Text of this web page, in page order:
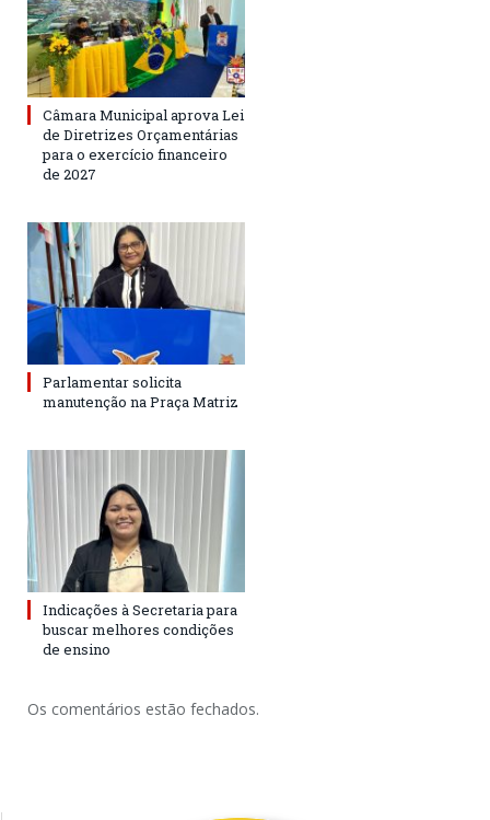
Câmara Municipal aprova Lei
de Diretrizes Orçamentárias
para o exercício financeiro
de 2027
Parlamentar solicita
manutenção na Praça Matriz
Indicações à Secretaria para
buscar melhores condições
de ensino
Os comentários estão fechados.